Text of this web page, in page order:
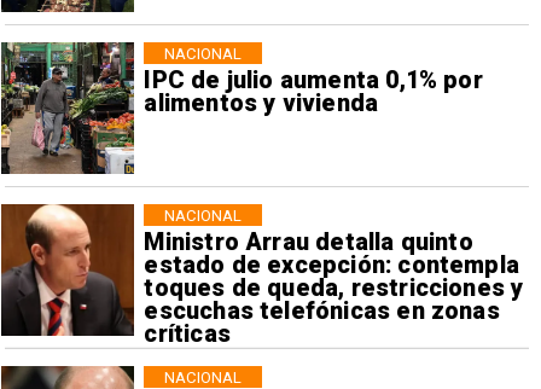
IPC de julio aumenta 0,1% por
alimentos y vivienda
NACIONAL
Ministro Arrau detalla quinto
estado de excepción: contempla
toques de queda, restricciones y
escuchas telefónicas en zonas
críticas
NACIONAL
NACIONAL